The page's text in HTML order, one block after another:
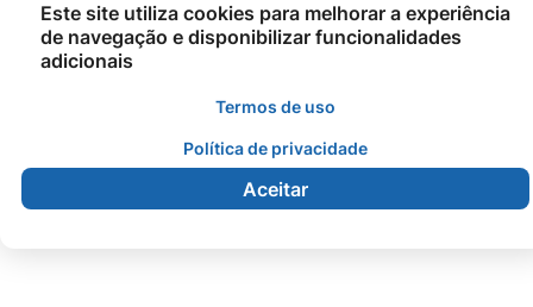
Este site utiliza cookies para melhorar a experiência
de navegação e disponibilizar funcionalidades
adicionais
Termos de uso
Política de privacidade
Aceitar